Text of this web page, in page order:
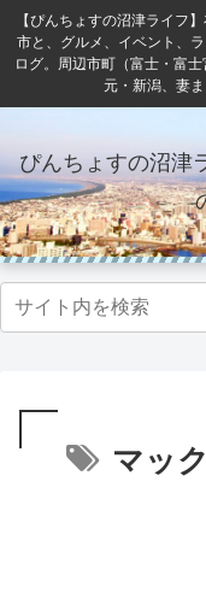
【ぴんちょすの沼津ライフ
市と、グルメ、イベント、
ログ。周辺市町（富士・富
元・新潟、妻
ぴんちょすの沼津
マッ